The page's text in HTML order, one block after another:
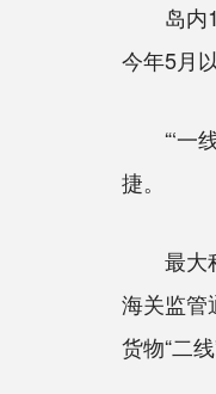
岛内
今年5月
“‘一线
捷。
最大程
海关监管
货物“二